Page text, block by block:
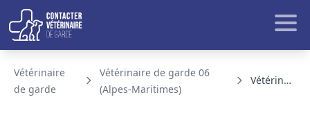
Aller au contenu
BLOG ET ACTUALITE
Vétérinaire
de garde
Vétérinaire de garde 06
(Alpes-Maritimes)
Vétérinaire de garde Saint-Jean-Cap-Ferrat